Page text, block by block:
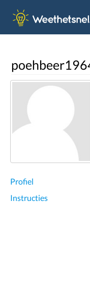
Profiel
Instructies